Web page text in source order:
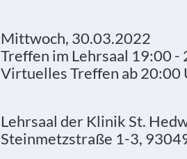
Mittwoch, 30.03.2022
Treffen im Lehrsaal 19:00 -
Virtuelles Treffen ab 20:00
Lehrsaal der Klinik St.
Steinmetzstraße 1-3,